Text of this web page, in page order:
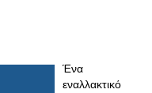
Ένα
εναλλακτικό